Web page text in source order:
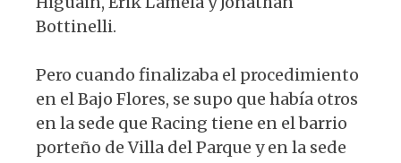
Bottinelli.
Pero cuando finalizaba el procedimiento
en el Bajo Flores, se supo que había otros
en la sede que Racing tiene en el barrio
porteño de Villa del Parque y en la sede